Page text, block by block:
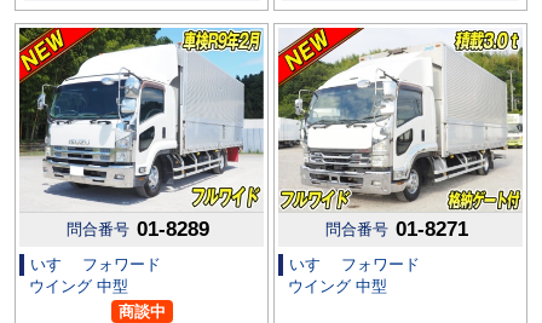
問合番号 01-8289
いすゞ フォワード
ウイング 中型
商談中
問合番号 01-8271
いすゞ フォワード
ウイング 中型